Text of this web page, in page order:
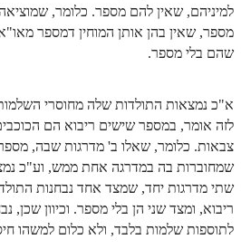
למיניהם, שאין להם מספר. כלומר, שמוציאה
מספר, שאין בהן אותן המוחין דמספר
שהם בלי מספר.
א"כ נמצאות התולדות שלה מחוסרי
לזה אומר, במספר שישים ריבוא הם
צבאות. כלומר, שאלו ב' מדרגות שבה,
שמחוברות בה במדרגה אחת ממש, וע"כ
שתי מדרגות יחד, שמצד אחד נבחנות
ריבוא, ומצד שני הן בלי מספר. וכיוון שכן,
לתוספות שלמות בלבד, ולא כלום למשהו